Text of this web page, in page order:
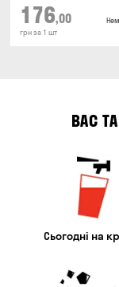
176,00
грн за 1 шт
ВАС
Сьогодні на